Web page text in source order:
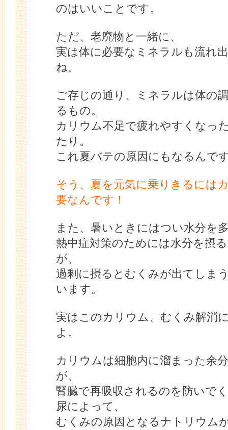
のはいいことです。
ただ、老廃物と一緒に、
実は体に必要なミネラルも流れ
ね。
ご存じの通り、ミネラルは体の
るもの。
カリウム不足で疲れやすくなっ
たり。
これ夏バテの原因にもなるんで
そう、夏を元気に乗りきるには
要なんです！
また、暑いときにはつい水分を
熱中症対策のためには水分を摂
が、
過剰に摂るとむくみが出てしま
います。
実はこのカリウム、むくみ解消
よ。
カリウムは細胞内に溜まった余
が、
腎臓で再吸収されるのを防いで
尿によって、
むくみの原因となるナトリウム